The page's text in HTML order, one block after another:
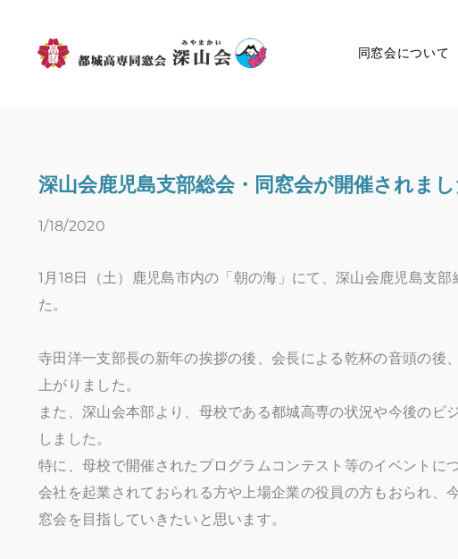
同窓会について
深山会鹿児島支部総会・同窓会が開催されまし
1/18/2020
​​1月18日（土）鹿児島市内の「朝の海」にて、深山会鹿児島支
た。
寺田洋一支部長の新年の挨拶の後、会長による乾杯の音頭の後
上がりました。
また、深山会本部より、母校である都城高専の状況や今後の
しました。
特に、母校で開催されたプログラムコンテスト等のイベントに
会社を起業されておられる方や上場企業の役員の方もおられ、
窓会を目指していきたいと思います。